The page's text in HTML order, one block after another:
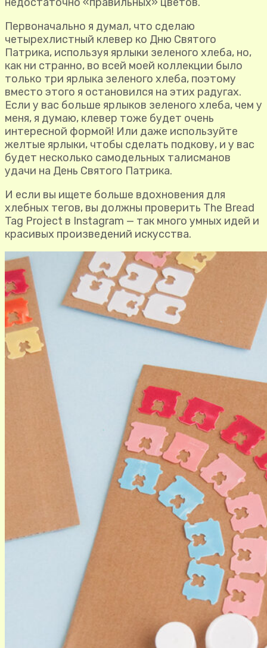
Первоначально я думал, что сделаю
четырехлистный клевер ко Дню Святого
Патрика, используя ярлыки зеленого хлеба, но,
как ни странно, во всей моей коллекции было
только три ярлыка зеленого хлеба, поэтому
вместо этого я остановился на этих радугах.
Если у вас больше ярлыков зеленого хлеба, чем у
меня, я думаю, клевер тоже будет очень
интересной формой! Или даже используйте
желтые ярлыки, чтобы сделать подкову, и у вас
будет несколько самодельных талисманов
удачи на День Святого Патрика.
И если вы ищете больше вдохновения для
хлебных тегов, вы должны проверить The Bread
Tag Project в Instagram — так много умных идей и
красивых произведений искусства.